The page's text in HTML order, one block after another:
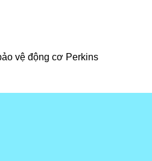
vệ động cơ Perkins